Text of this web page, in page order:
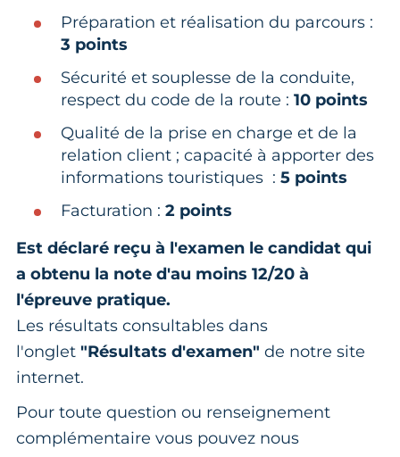
Préparation et réalisation du parcours :
3 points
Sécurité et souplesse de la conduite,
respect du code de la route : 10 points
Qualité de la prise en charge et de la
relation client ; capacité à apporter des
informations touristiques : 5 points
Facturation : 2 points
Est déclaré reçu à l'examen le candidat qui
a obtenu la note d'au moins 12/20 à
l'épreuve pratique.
Les résultats consultables dans
l'onglet "Résultats d'examen" de notre site
internet.
Pour toute question ou renseignement
complémentaire vous pouvez nous